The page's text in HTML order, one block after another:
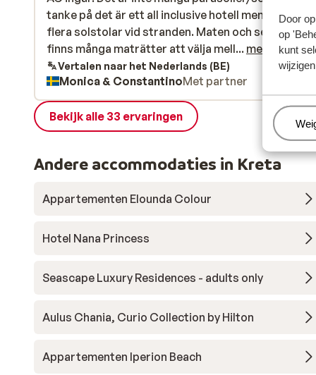
Door
op
kunt
tanke på det är ett all inclusive hotell men det finns
flera solstolar vid stranden. Maten och service är
finns många maträtter att välja mellan. Hotellet är
uppdelat i flera byggnader. Vi bodde på Mare
där finns inte hiss.
tanke på det är ett all inclusive hotell men det finns
flera solstolar vid stranden. Maten och service är
finns många maträtter att välja mell... meer
Vertalen naar het Nederlands (BE)
Monica & ConstantinoMet partner
Bekijk alle 33 ervaringen
Andere accommodaties in Kreta
Appartementen Elounda Colour
Hotel Nana Princess
Seascape Luxury Residences - adults only
Aulus Chania, Curio Collection by Hilton
Appartementen Iperion Beach